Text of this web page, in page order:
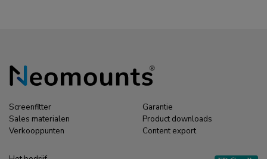
Screenfitter
Sales materialen
Verkooppunten
Garantie
Product downloads
Content export